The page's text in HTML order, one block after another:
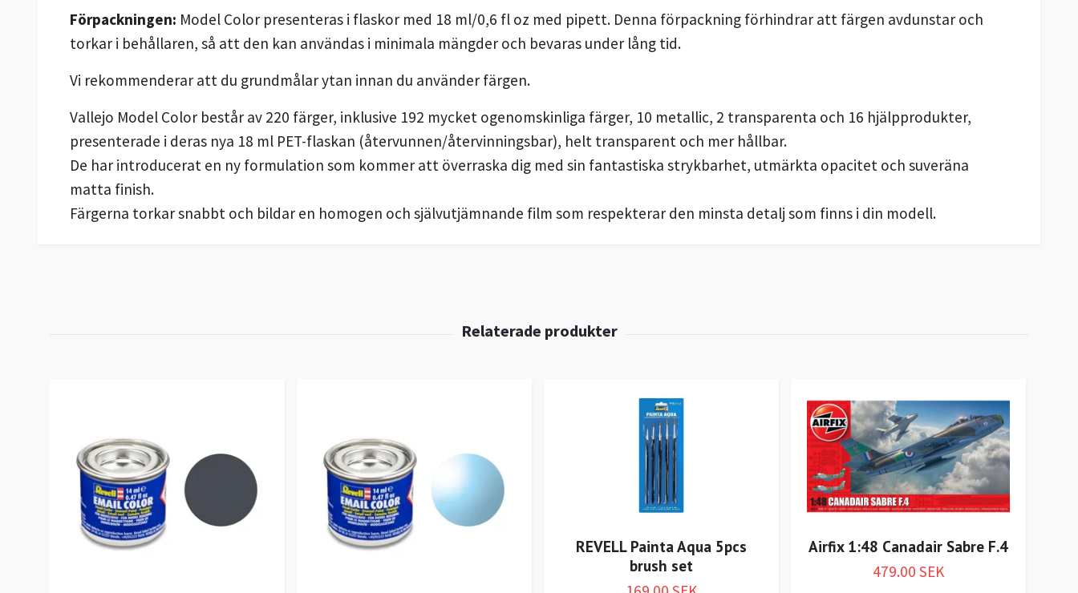
Förpackningen: Model Color presenteras i flaskor med 18 ml/0,6 fl oz med pipett. Denna förpackning förhindrar att färgen avdunstar och
torkar i behållaren, så att den kan användas i minimala mängder och bevaras under lång tid.
Vi rekommenderar att du grundmålar ytan innan du använder färgen.
Vallejo Model Color består av 220 färger, inklusive 192 mycket ogenomskinliga färger, 10 metallic, 2 transparenta och 16 hjälpprodukter,
presenterade i deras nya 18 ml PET-flaskan (återvunnen/återvinningsbar), helt transparent och mer hållbar.
De har introducerat en ny formulation som kommer att överraska dig med sin fantastiska strykbarhet, utmärkta opacitet och suveräna
matta finish.
Färgerna torkar snabbt och bildar en homogen och självutjämnande film som respekterar den minsta detalj som finns i din modell.
REVELL Painta Aqua 5pcs
brush set
Airfix 1:48 Canadair Sabre F.4
479.00 SEK